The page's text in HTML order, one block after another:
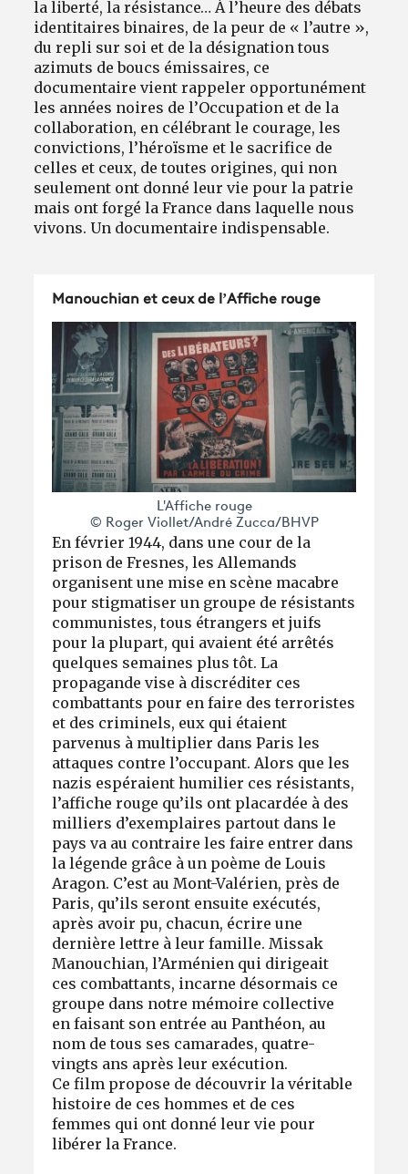
la liberté, la résistance… À l’heure des débats
identitaires binaires, de la peur de « l’autre »,
du repli sur soi et de la désignation tous
azimuts de boucs émissaires, ce
documentaire vient rappeler opportunément
les années noires de l’Occupation et de la
collaboration, en célébrant le courage, les
convictions, l’héroïsme et le sacrifice de
celles et ceux, de toutes origines, qui non
seulement ont donné leur vie pour la patrie
mais ont forgé la France dans laquelle nous
vivons. Un documentaire indispensable.
Manouchian et ceux de l’Affiche rouge
L'Affiche rouge
© Roger Viollet/André Zucca/BHVP
En février 1944, dans une cour de la
prison de Fresnes, les Allemands
organisent une mise en scène macabre
pour stigmatiser un groupe de résistants
communistes, tous étrangers et juifs
pour la plupart, qui avaient été arrêtés
quelques semaines plus tôt. La
propagande vise à discréditer ces
combattants pour en faire des terroristes
et des criminels, eux qui étaient
parvenus à multiplier dans Paris les
attaques contre l’occupant. Alors que les
nazis espéraient humilier ces résistants,
l’affiche rouge qu’ils ont placardée à des
milliers d’exemplaires partout dans le
pays va au contraire les faire entrer dans
la légende grâce à un poème de Louis
Aragon. C’est au Mont-Valérien, près de
Paris, qu’ils seront ensuite exécutés,
après avoir pu, chacun, écrire une
dernière lettre à leur famille. Missak
Manouchian, l’Arménien qui dirigeait
ces combattants, incarne désormais ce
groupe dans notre mémoire collective
en faisant son entrée au Panthéon, au
nom de tous ses camarades, quatre-
vingts ans après leur exécution.
Ce film propose de découvrir la véritable
histoire de ces hommes et de ces
femmes qui ont donné leur vie pour
libérer la France.